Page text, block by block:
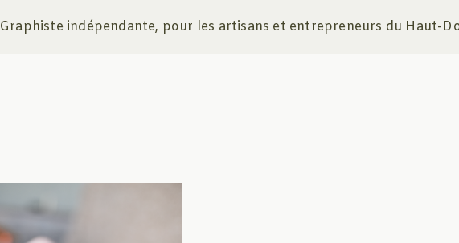
Graphiste indépendante, pour les artisans et entrepreneurs du Haut-